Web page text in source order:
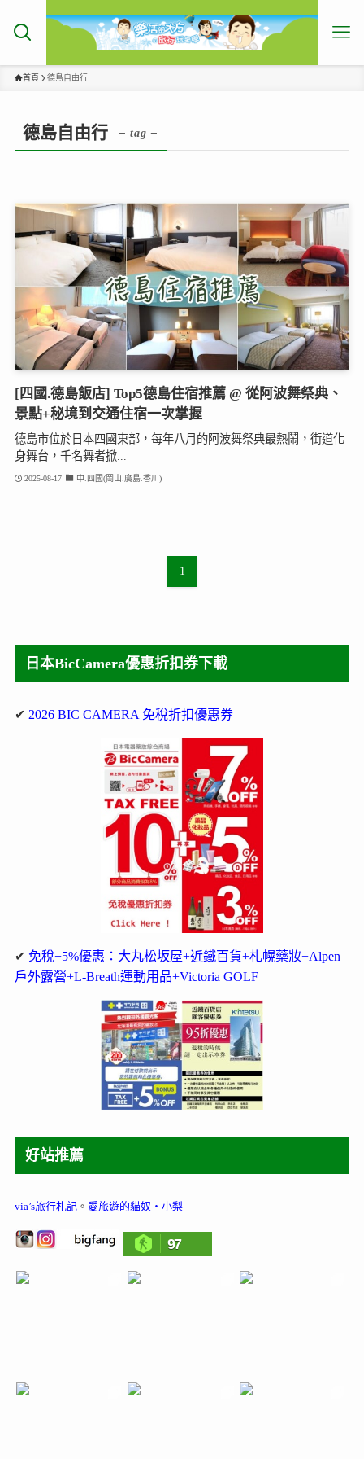
首頁 德島自由行
德島自由行 – tag –
[四國.德島飯店] Top5德島住宿推薦 @ 從阿波舞祭典、
景點+秘境到交通住宿一次掌握
德島市位於日本四國東部，每年八月的阿波舞祭典最熱鬧，街道化
身舞台，千名舞者掀...
2025-08-17 中.四國(岡山.廣島.香川)
1
日本BicCamera優惠折扣券下載
✔ 2026 BIC CAMERA 免稅折扣優惠券
✔ 免稅+5%優惠：大丸松坂屋+近鐵百貨+札幌藥妝+Alpen
戶外露營+L-Breath運動用品+Victoria GOLF
好站推薦
via’s旅行札記。 愛旅遊的貓奴‧小梨
97